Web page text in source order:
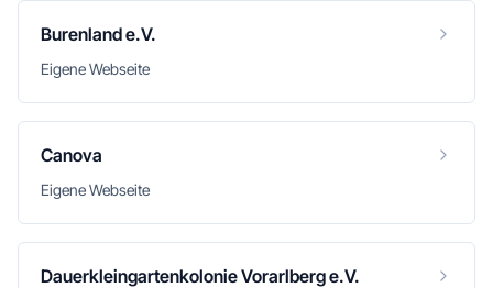
Burenland e.V.
Eigene Webseite
Canova
Eigene Webseite
Dauerkleingartenkolonie Vorarlberg e.V.